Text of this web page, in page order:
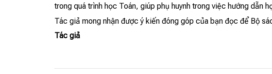
trong quá trình học Toán, giúp phụ huynh trong việc hướng dẫn
Tác giả mong nhận được ý kiến đóng góp của bạn đọc để Bộ
Tác giả